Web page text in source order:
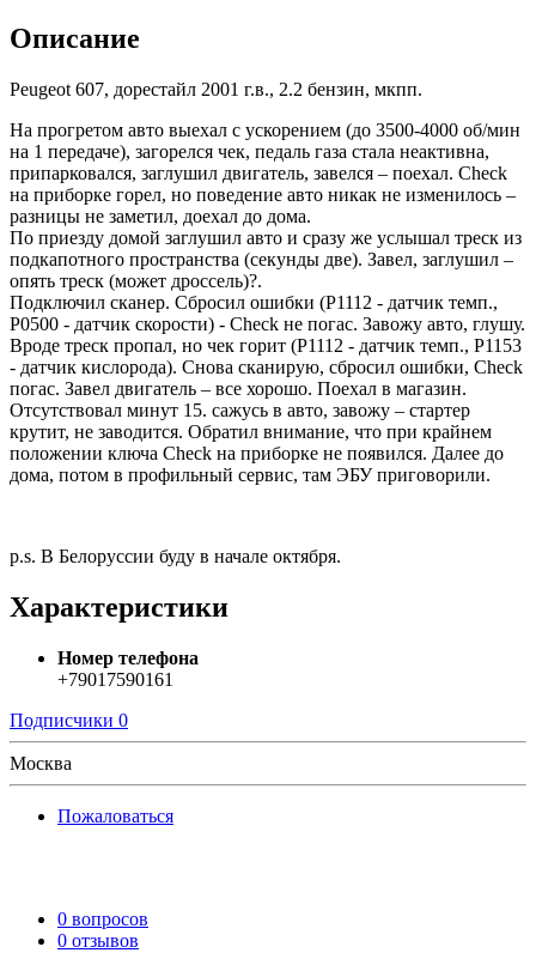
Описание
Peugeot 607, дорестайл 2001 г.в., 2.2 бензин, мкпп.
На прогретом авто выехал с ускорением (до 3500-4000 об/мин
на 1 передаче), загорелся чек, педаль газа стала неактивна,
припарковался, заглушил двигатель, завелся – поехал. Check
на приборке горел, но поведение авто никак не изменилось –
разницы не заметил, доехал до дома.
По приезду домой заглушил авто и сразу же услышал треск из
подкапотного пространства (секунды две). Завел, заглушил –
опять треск (может дроссель)?.
Подключил сканер. Сбросил ошибки (P1112 - датчик темп.,
P0500 - датчик скорости) - Check не погас. Завожу авто, глушу.
Вроде треск пропал, но чек горит (P1112 - датчик темп., P1153
- датчик кислорода). Снова сканирую, сбросил ошибки, Check
погас. Завел двигатель – все хорошо. Поехал в магазин.
Отсутствовал минут 15. сажусь в авто, завожу – стартер
крутит, не заводится. Обратил внимание, что при крайнем
положении ключа Check на приборке не появился. Далее до
дома, потом в профильный сервис, там ЭБУ приговорили.
p.s. В Белоруссии буду в начале октября.
Характеристики
Номер телефона
+79017590161
Подписчики 0
Москва
Пожаловаться
0 вопросов
0 отзывов